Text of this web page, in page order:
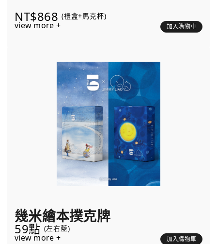
NT$868 (禮盒+馬克杯)
view more + 加入購物車
幾米繪本撲克牌
59點 (左右藍)
view more + 加入購物車